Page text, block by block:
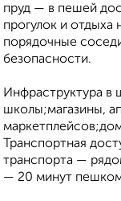
пруд — в пешей
прогулок и
порядочные
безопасности.
Инфраструктура в
школы;магазины,
Транспортная
транспорта —
— 20 минут пешком